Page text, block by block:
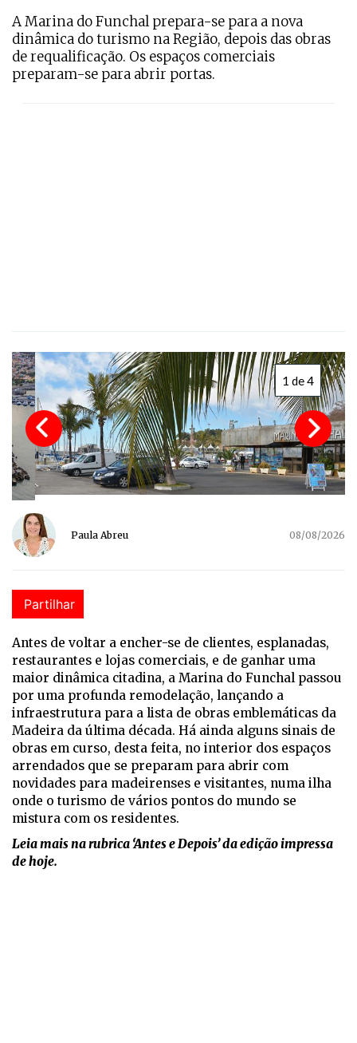
A Marina do Funchal prepara-se para a nova
dinâmica do turismo na Região, depois das obras
de requalificação. Os espaços comerciais
preparam-se para abrir portas.
1 de 4
Paula Abreu 08/08/2026
Partilhar
Antes de voltar a encher-se de clientes, esplanadas,
restaurantes e lojas comerciais, e de ganhar uma
maior dinâmica citadina, a Marina do Funchal passou
por uma profunda remodelação, lançando a
infraestrutura para a lista de obras emblemáticas da
Madeira da última década. Há ainda alguns sinais de
obras em curso, desta feita, no interior dos espaços
arrendados que se preparam para abrir com
novidades para madeirenses e visitantes, numa ilha
onde o turismo de vários pontos do mundo se
mistura com os residentes.
Leia mais na rubrica ‘Antes e Depois’ da edição impressa
de hoje.